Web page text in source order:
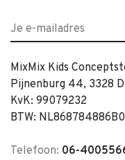
MixMix Kids
Pijnenburg 44, 3328
KvK: 99079232
BTW:
Telefoon: 06-